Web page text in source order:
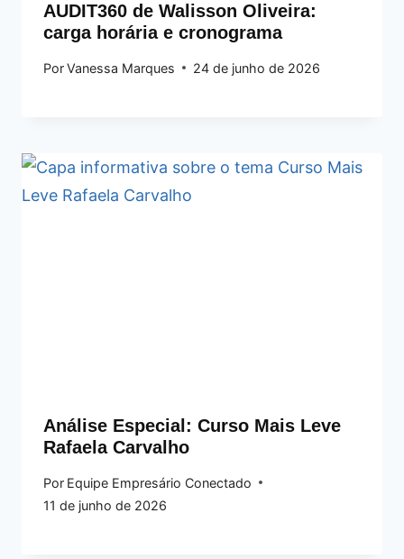
AUDIT360 de Walisson Oliveira:
carga horária e cronograma
PorVanessa Marques 24 de junho de 2026
Análise Especial: Curso Mais Leve
Rafaela Carvalho
Por Equipe Empresário Conectado
11 de junho de 2026